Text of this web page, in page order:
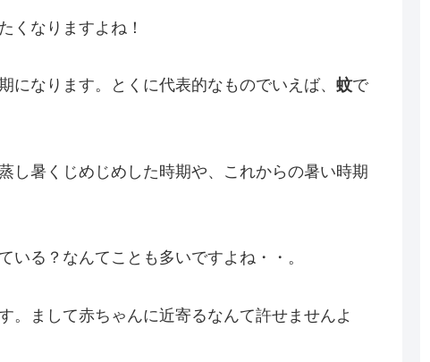
くなりますよね！
なります。とくに代表的なものでいえば、 蚊で
し暑くじめじめした時期や、これからの暑い時期
る？なんてことも多いですよね・・。
。まして赤ちゃんに近寄るなんて許せませんよ